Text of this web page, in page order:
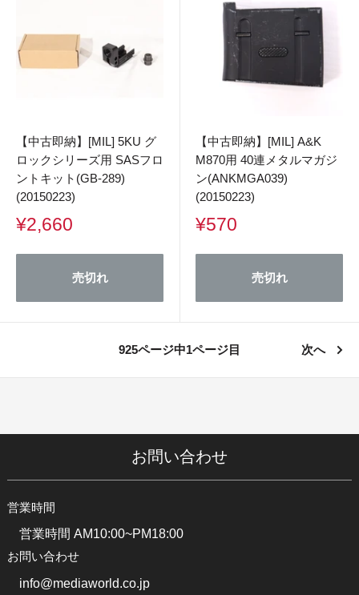
【中古即納】[MIL] 5KU グ
ロックシリーズ用 SASフロ
ントキット(GB-289)
(20150223)
販
価
¥2,660
売切れ
【中古即納】[MIL] A&K
M870用 40連メタルマガジ
ン(ANKMGA039)
(20150223)
販
価
¥570
売切れ
925ページ中1ページ目 次へ
お問い合わせ
営業時間
営業時間 AM10:00~PM18:00
お問い合わせ
info@mediaworld.co.jp